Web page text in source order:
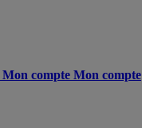
Mon compte Mon compte